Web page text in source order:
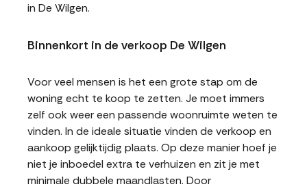
in De Wilgen.
Binnenkort in de verkoop De Wilgen
Voor veel mensen is het een grote stap om de
woning echt te koop te zetten. Je moet immers
zelf ook weer een passende woonruimte weten te
vinden. In de ideale situatie vinden de verkoop en
aankoop gelijktijdig plaats. Op deze manier hoef je
niet je inboedel extra te verhuizen en zit je met
minimale dubbele maandlasten. Door